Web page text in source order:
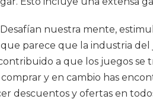
nuestra mente,
parece que la industria
a que los juegos
y en cambio has
descuentos y ofertas en